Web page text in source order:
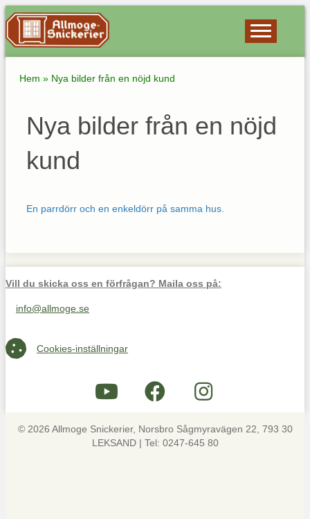
Hem » Nya bilder från en nöjd kund
Nya bilder från en nöjd
kund
En parrdörr och en enkeldörr på samma hus.
Vill du skicka oss en förfrågan? Maila oss på:
Maila oss på info@allmoge.se
info@allmoge.se
Cookies-inställningar
Cookies-inställningar
© 2026 Allmoge Snickerier, Norsbro Sågmyravägen 22, 793 30
LEKSAND | Tel: 0247-645 80